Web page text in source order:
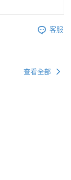
客服
查看全部